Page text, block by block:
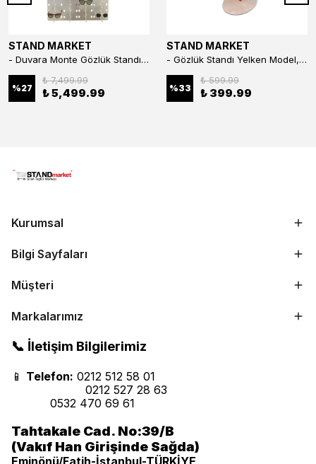
STAND MARKET
- Duvara Monte Gözlük Standı 56'li Pleksi Glass | 99x67 cm Gözlük Teşhir Standı
%27
₺ 7,499.99
₺ 5,499.99
STAND MARKET
- Gözlük Standı Yelken Model, 5 Gözlük Kapasiteli Standı Kırmızı
%33
₺ 599.99
₺ 399.99
Kurumsal
Bilgi Sayfaları
Müşteri
Markalarımız
📞 İletişim Bilgilerimiz
📱 Telefon: 0212 512 58 01
0212 527 28 63
0532 470 69 61
Tahtakale Cad. No:39/B
(Vakıf Han Girişinde Sağda)
Eminönü/Fatih-İstanbul-TÜRKİYE